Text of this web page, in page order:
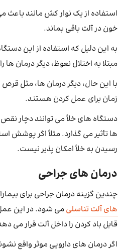
استفاده از یک نوار کش مانند باعث
خون در آلت باقی بماند.
به این دلیل که استفاده از این
مبتلا به اختلال نعوظ، دیگر درمان
با این حال، دیگر درمان ها، مثل قرص
زمان برای عمل کردن هستند.
دستگاه های خلأ می توانند دچار
ها تأثیر می گذارد. مثلاً اگر پوشش
رسیدن به خلأ امکان پذیر نیست.
درمان های جراحی
چندین گزینه درمان جراحی برای
های آلت تناسلی می شود. در این
قابل باد کردن را داخل آلت قرار می
اگر درمان های دارویی موثر واقع